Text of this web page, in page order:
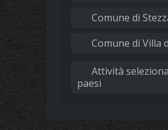
Comune di
Comune di Villa
Attività
paesi